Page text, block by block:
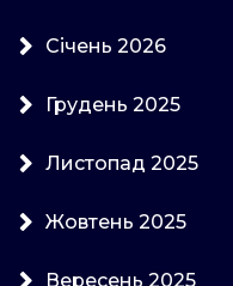
Січень 2026
Грудень 2025
Листопад 2025
Жовтень 2025
Вересень 2025